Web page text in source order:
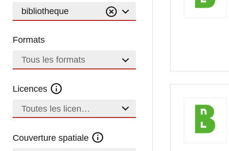
bibliotheque
Formats
Tous les formats
Licences
Toutes les licences
Couverture spatiale